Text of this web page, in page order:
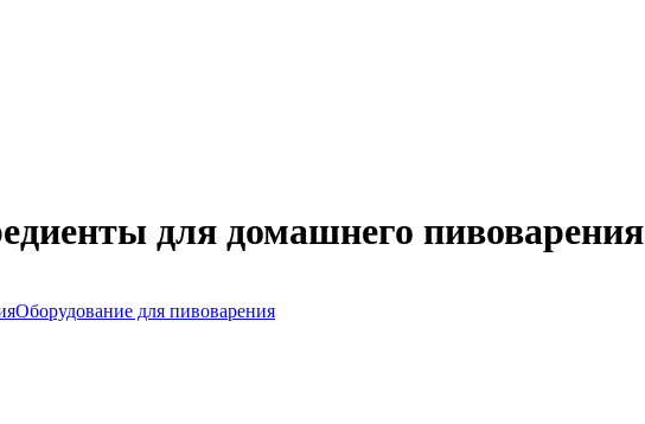
для домашнего пивоварения
Оборудование для пивоварения